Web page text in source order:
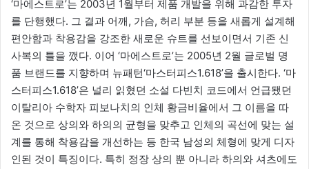
‘마에스트로’는 2003년 1월부터 제품 개발을 위해 과감한 투자
를 단행했다. 그 결과 어깨, 가슴, 허리 부분 등을 새롭게 설계해
편안함과 착용감을 강조한 새로운 슈트를 선보이면서 기존 신
사복의 틀을 깼다. 이어 ‘마에스트로’는 2005년 2월 글로벌 명
품 브랜드를 지향하며 뉴패턴‘마스터피스1.618’을 출시한다. ‘마
스터피스1.618’은 널리 읽혔던 소설 다빈치 코드에서 언급됐던
이탈리아 수학자 피보나치의 인체 황금비율에서 그 이름을 따
온 것으로 상의와 하의의 균형을 맞추고 인체의 곡선에 맞는 설
계를 통해 착용감을 개선하는 등 한국 남성의 체형에 맞게 디자
인된 것이 특징이다. 특히 정장 상의 뿐 아니라 하의와 셔츠에도